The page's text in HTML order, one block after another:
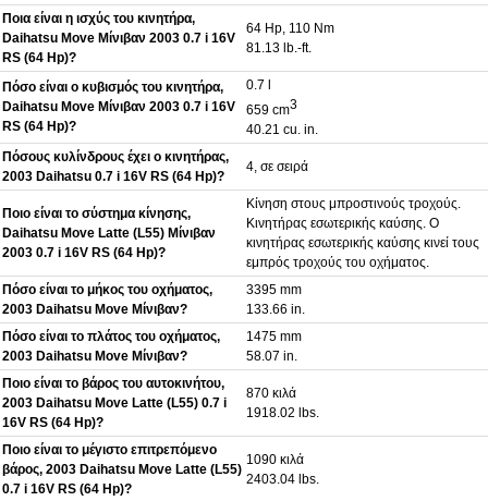
Ποια είναι η ισχύς του κινητήρα,
Daihatsu Move Μίνιβαν 2003 0.7 i 16V
RS (64 Hp)?
64 Hp, 110 Nm
81.13 lb.-ft.
Πόσο είναι ο κυβισμός του κινητήρα,
Daihatsu Move Μίνιβαν 2003 0.7 i 16V
RS (64 Hp)?
0.7 l
659 cm3
40.21 cu. in.
Πόσους κυλίνδρους έχει ο κινητήρας,
2003 Daihatsu 0.7 i 16V RS (64 Hp)?
4, σε σειρά
Ποιο είναι το σύστημα κίνησης,
Daihatsu Move Latte (L55) Μίνιβαν
2003 0.7 i 16V RS (64 Hp)?
Κίνηση στους μπροστινούς τροχούς.
Κινητήρας εσωτερικής καύσης. Ο
κινητήρας εσωτερικής καύσης κινεί τους
εμπρός τροχούς του οχήματος.
Πόσο είναι το μήκος του οχήματος,
2003 Daihatsu Move Μίνιβαν?
3395 mm
133.66 in.
Πόσο είναι το πλάτος του οχήματος,
2003 Daihatsu Move Μίνιβαν?
1475 mm
58.07 in.
Ποιο είναι το βάρος του αυτοκινήτου,
2003 Daihatsu Move Latte (L55) 0.7 i
16V RS (64 Hp)?
870 κιλά
1918.02 lbs.
Ποιο είναι το μέγιστο επιτρεπόμενο
βάρος, 2003 Daihatsu Move Latte (L55)
0.7 i 16V RS (64 Hp)?
1090 κιλά
2403.04 lbs.